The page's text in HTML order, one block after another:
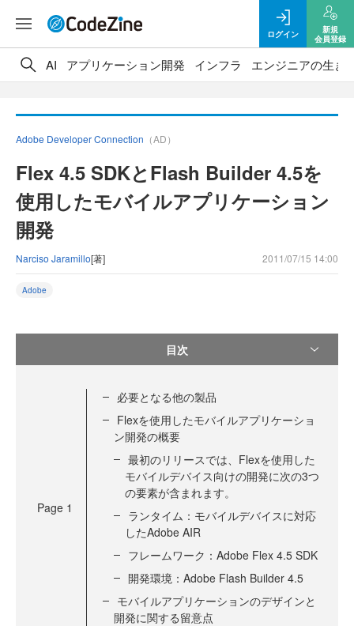
ログイン
新規
会員登録
AI アプリケーション開発 インフラ エンジニアの生き
Adobe Developer Connection （AD）
Flex 4.5 SDKとFlash Builder 4.5を
使用したモバイルアプリケーション
開発
Narciso Jaramillo[著] 2011/07/15 14:00
Adobe
目次
Page 1
必要となる他の製品
Flexを使用したモバイルアプリケーショ
ン開発の概要
最初のリリースでは、Flexを使用した
モバイルデバイス向けの開発に次の3つ
の要素が含まれます。
ランタイム：モバイルデバイスに対応
したAdobe AIR
フレームワーク：Adobe Flex 4.5 SDK
開発環境：Adobe Flash Builder 4.5
モバイルアプリケーションのデザインと
開発に関する留意点